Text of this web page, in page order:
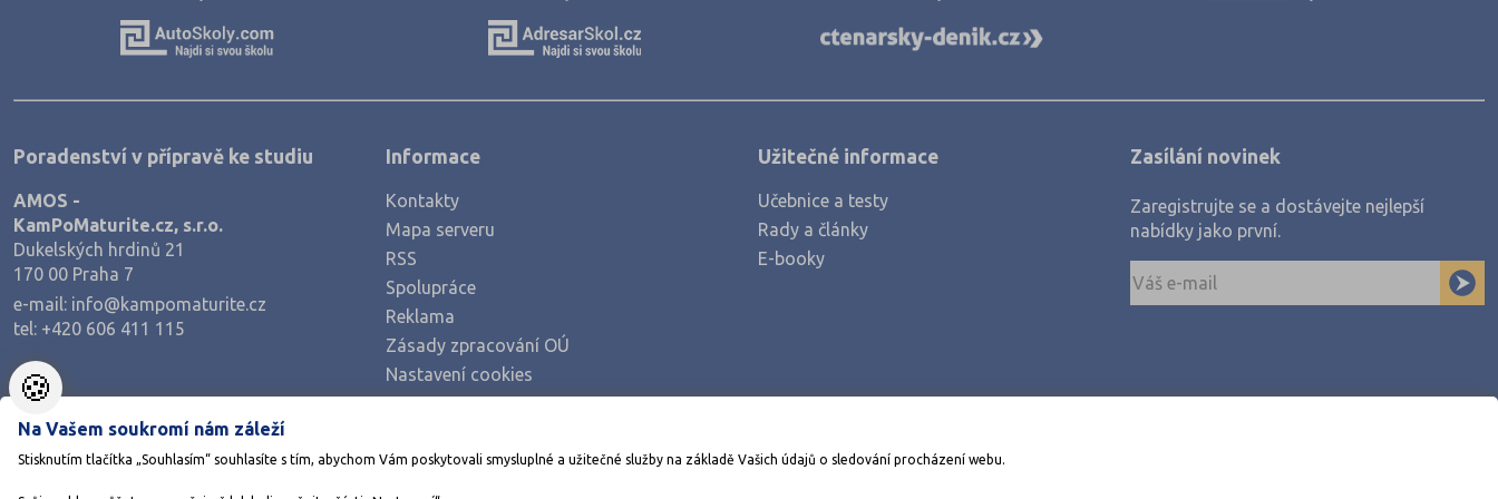
Zemědělství a lesnictví
Policejní a vojenské obory
Právo
Zdravotnické obory
Pedagogika a sociální péče
Umělecké obory
Šance na přijetí
Poradenství v přípravě ke studiu
AMOS -
KamPoMaturite.cz, s.r.o.
Dukelských hrdinů 21
170 00 Praha 7
e-mail: info@kampomaturite.cz
tel: +420 606 411 115
Informace
Kontakty
Mapa serveru
RSS
Spolupráce
Reklama
Zásady zpracování OÚ
Nastavení cookies
Stáhněte si aplikaci Adresář škol
Užitečné informace
Učebnice a testy
Rady a články
E-booky
Zasílání novinek
Zaregistrujte se a dostávejte nejlepší
nabídky jako první.
🍪
Na Vašem soukromí nám záleží
Stisknutím tlačítka „Souhlasím“ souhlasíte s tím, abychom Vám poskytovali smysluplné a užitečné služby na základě Vašich údajů o sledování procházení webu.